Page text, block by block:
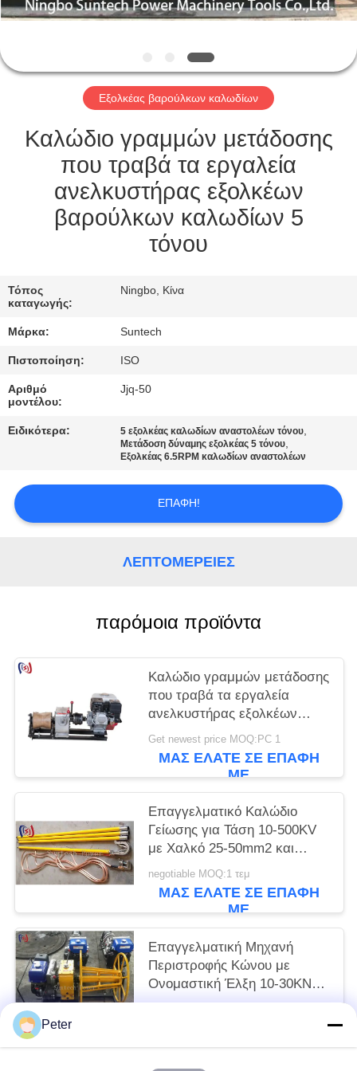
ΈΛΕΓΧΟΣ
ΕΙΔΉΣΕΙΣ
ΖΗΤΉΣΤΕ
ΜΙΑ
ΠΡΟΣΦΟΡΆ
SITEMAP
ΠΟΛΙΤΙΚΉ
ΑΠΟΡΡΉΤΟΥ
Εξολκέας βαρούλκων καλωδίων
Καλώδιο γραμμών μετάδοσης
που τραβά τα εργαλεία
ανελκυστήρας εξολκέων
βαρούλκων καλωδίων 5
τόνου
Τόπος
καταγωγής:
Ningbo, Κίνα
Μάρκα: Suntech
Πιστοποίηση: ISO
Αριθμό
μοντέλου:
Jjq-50
Ειδικότερα: 5 εξολκέας καλωδίων αναστολέων τόνου,
Μετάδοση δύναμης εξολκέας 5 τόνου,
Εξολκέας 6.5RPM καλωδίων αναστολέων
ΕΠΑΦΉ!
ΛΕΠΤΟΜΈΡΕΙΕΣ
παρόμοια προϊόντα
Καλώδιο γραμμών μετάδοσης
που τραβά τα εργαλεία
ανελκυστήρας εξολκέων
βαρούλκων καλωδίων 5
τόνου
Get newest price MOQ:PC 1
ΜΑΣ ΕΛΆΤΕ ΣΕ ΕΠΑΦΉ
ΜΕ
Επαγγελματικό Καλώδιο
Γείωσης για Τάση 10-500KV
με Χαλκό 25-50mm2 και
Συνολικό Μήκος 1000-
5500mm για Ασφαλή
Ηλεκτρική Γείωση
negotiable MOQ:1 τεμ
ΜΑΣ ΕΛΆΤΕ ΣΕ ΕΠΑΦΉ
ΜΕ
Επαγγελματική Μηχανή
Περιστροφής Κώνου με
Ονομαστική Έλξη 10-30KN
Βενζινοκίνητη για
ΜΕ
Peter